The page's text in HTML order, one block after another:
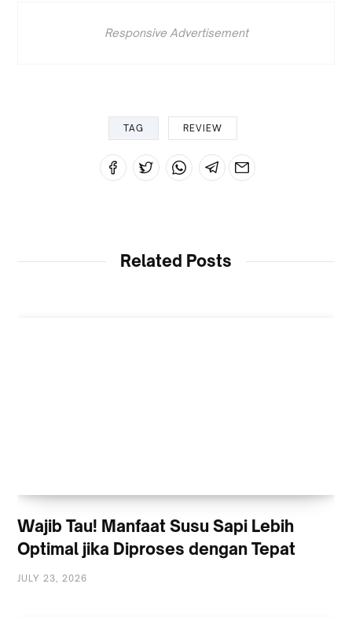
Responsive Advertisement
TAG REVIEW
Related Posts
Wajib Tau! Manfaat Susu Sapi Lebih
Optimal jika Diproses dengan Tepat
JULY 23, 2026